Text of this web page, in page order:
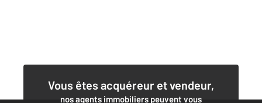
Vous êtes acquéreur et vendeur,
nos agents immobiliers peuvent vous